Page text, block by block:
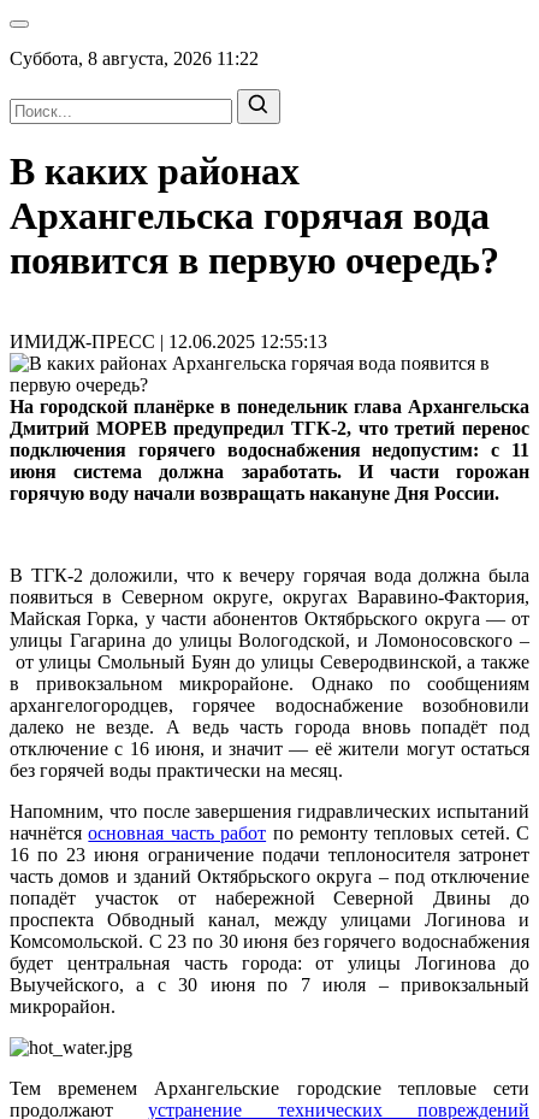
Суббота, 8 августа, 2026 11:22
В каких районах
Архангельска горячая вода
появится в первую очередь?
ИМИДЖ-ПРЕСС | 12.06.2025 12:55:13
На городской планёрке в понедельник глава Архангельска
Дмитрий МОРЕВ предупредил ТГК-2, что третий перенос
подключения горячего водоснабжения недопустим: с 11
июня система должна заработать. И части горожан
горячую воду начали возвращать накануне Дня России.
В ТГК-2 доложили, что к вечеру горячая вода должна была
появиться в Северном округе, округах Варавино-Фактория,
Майская Горка, у части абонентов Октябрьского округа — от
улицы Гагарина до улицы Вологодской, и Ломоносовского –
от улицы Смольный Буян до улицы Северодвинской, а также
в привокзальном микрорайоне. Однако по сообщениям
архангелогородцев, горячее водоснабжение возобновили
далеко не везде. А ведь часть города вновь попадёт под
отключение с 16 июня, и значит — её жители могут остаться
без горячей воды практически на месяц.
Напомним, что после завершения гидравлических испытаний
начнётсяосновная часть работ по ремонту тепловых сетей. С
16 по 23 июня ограничение подачи теплоносителя затронет
часть домов и зданий Октябрьского округа – под отключение
попадёт участок от набережной Северной Двины до
проспекта Обводный канал, между улицами Логинова и
Комсомольской. С 23 по 30 июня без горячего водоснабжения
будет центральная часть города: от улицы Логинова до
Выучейского, а с 30 июня по 7 июля – привокзальный
микрорайон.
Тем временем Архангельские городские тепловые сети
продолжаютустранение технических повреждений